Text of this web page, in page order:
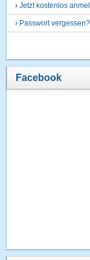
›Jetzt kostenlos
› Passwort vergessen?
Facebook